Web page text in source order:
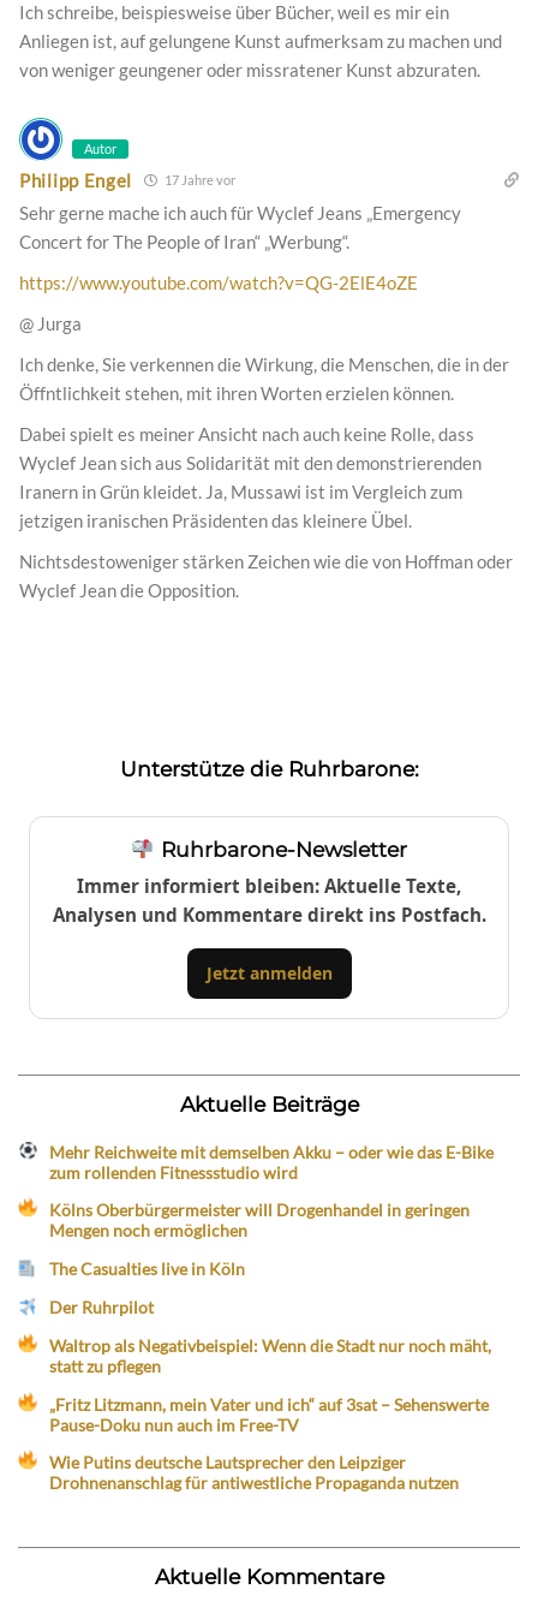
Ich schreibe, beispiesweise über Bücher, weil es mir ein
Anliegen ist, auf gelungene Kunst aufmerksam zu machen und
von weniger geungener oder missratener Kunst abzuraten.
Autor
Philipp Engel 17 Jahre vor
Sehr gerne mache ich auch für Wyclef Jeans „Emergency
Concert for The People of Iran“ „Werbung“.
https://www.youtube.com/watch?v=QG-2ElE4oZE
@ Jurga
Ich denke, Sie verkennen die Wirkung, die Menschen, die in der
Öffntlichkeit stehen, mit ihren Worten erzielen können.
Dabei spielt es meiner Ansicht nach auch keine Rolle, dass
Wyclef Jean sich aus Solidarität mit den demonstrierenden
Iranern in Grün kleidet. Ja, Mussawi ist im Vergleich zum
jetzigen iranischen Präsidenten das kleinere Übel.
Nichtsdestoweniger stärken Zeichen wie die von Hoffman oder
Wyclef Jean die Opposition.
Unterstütze die Ruhrbarone:
Ruhrbarone-Newsletter
Immer informiert bleiben: Aktuelle Texte,
Analysen und Kommentare direkt ins Postfach.
Jetzt anmelden
Aktuelle Beiträge
Mehr Reichweite mit demselben Akku – oder wie das E-Bike
zum rollenden Fitnessstudio wird
Kölns Oberbürgermeister will Drogenhandel in geringen
Mengen noch ermöglichen
The Casualties live in Köln
Der Ruhrpilot
Waltrop als Negativbeispiel: Wenn die Stadt nur noch mäht,
statt zu pflegen
„Fritz Litzmann, mein Vater und ich“ auf 3sat – Sehenswerte
Pause-Doku nun auch im Free-TV
Wie Putins deutsche Lautsprecher den Leipziger
Drohnenanschlag für antiwestliche Propaganda nutzen
Aktuelle Kommentare